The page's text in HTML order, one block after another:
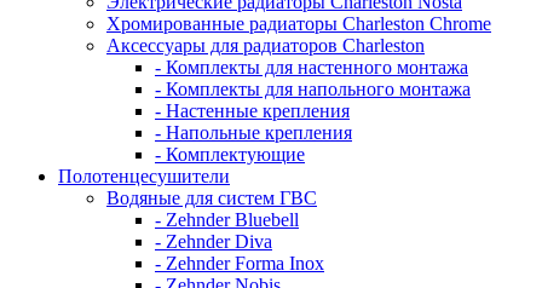
Хромированные радиаторы Charleston Chrome
Аксессуары для радиаторов Charleston
- Комплекты для настенного монтажа
- Комплекты для напольного монтажа
- Настенные крепления
- Напольные крепления
- Комплектующие
Полотенцесушители
Водяные для систем ГВС
- Zehnder Bluebell
- Zehnder Diva
- Zehnder Forma Inox